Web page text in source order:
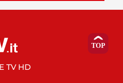
TV HD